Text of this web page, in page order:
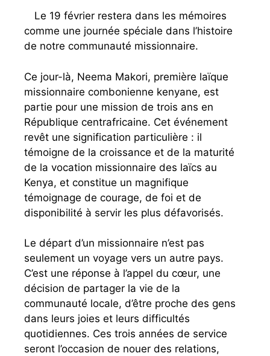
Le 19 février restera dans les mémoires
comme une journée spéciale dans l’histoire
de notre communauté missionnaire.
Ce jour-là, Neema Makori, première laïque
missionnaire combonienne kenyane, est
partie pour une mission de trois ans en
République centrafricaine. Cet événement
revêt une signification particulière : il
témoigne de la croissance et de la maturité
de la vocation missionnaire des laïcs au
Kenya, et constitue un magnifique
témoignage de courage, de foi et de
disponibilité à servir les plus défavorisés.
Le départ d’un missionnaire n’est pas
seulement un voyage vers un autre pays.
C’est une réponse à l’appel du cœur, une
décision de partager la vie de la
communauté locale, d’être proche des gens
dans leurs joies et leurs difficultés
quotidiennes. Ces trois années de service
seront l’occasion de nouer des relations,